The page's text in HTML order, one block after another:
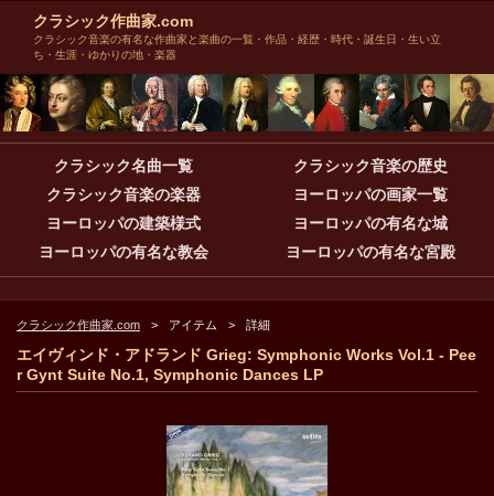
クラシック作曲家.com
クラシック音楽の有名な作曲家と楽曲の一覧・作品・経歴・時代・誕生日・生い立
ち・生涯・ゆかりの地・楽器
クラシック名曲一覧
クラシック音楽の歴史
クラシック音楽の楽器
ヨーロッパの画家一覧
ヨーロッパの建築様式
ヨーロッパの有名な城
ヨーロッパの有名な教会
ヨーロッパの有名な宮殿
クラシック作曲家.com アイテム 詳細
エイヴィンド・アドランド Grieg: Symphonic Works Vol.1 - Pee
r Gynt Suite No.1, Symphonic Dances LP